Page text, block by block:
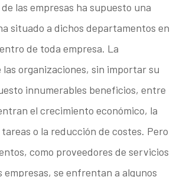
las empresas ha supuesto una
situado a dichos departamentos en
de toda empresa. La
organizaciones, sin importar su
innumerables beneficios, entre
el crecimiento económico, la
o la reducción de costes. Pero
como proveedores de servicios
empresas, se enfrentan a algunos